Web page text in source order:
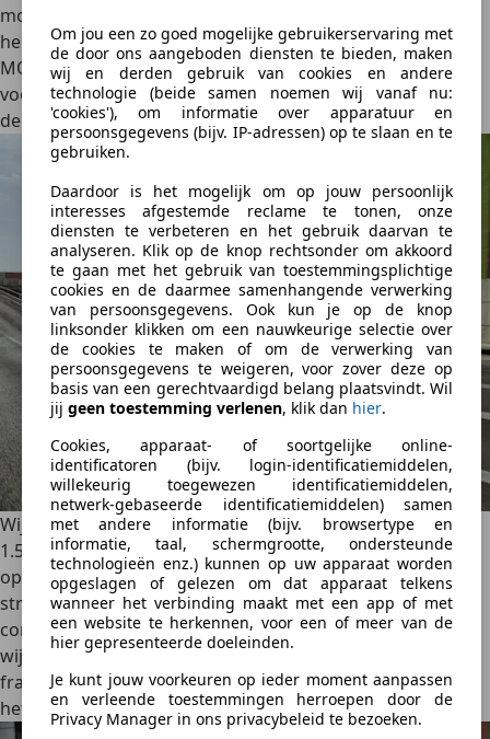
Om jou een zo goed mogelijke gebruikerservaring met
de door ons aangeboden diensten te bieden, maken
wij en derden gebruik van cookies en andere
technologie (beide samen noemen wij vanaf nu:
'cookies'), om informatie over apparatuur en
persoonsgegevens (bijv. IP-adressen) op te slaan en te
gebruiken.
Daardoor is het mogelijk om op jouw persoonlijk
interesses afgestemde reclame te tonen, onze
diensten te verbeteren en het gebruik daarvan te
analyseren. Klik op de knop rechtsonder om akkoord
te gaan met het gebruik van toestemmingsplichtige
cookies en de daarmee samenhangende verwerking
van persoonsgegevens. Ook kun je op de knop
linksonder klikken om een nauwkeurige selectie over
de cookies te maken of om de verwerking van
persoonsgegevens te weigeren, voor zover deze op
basis van een gerechtvaardigd belang plaatsvindt. Wil
jij geen toestemming verlenen, klik dan hier.
Cookies, apparaat- of soortgelijke online-
identificatoren (bijv. login-identificatiemiddelen,
willekeurig toegewezen identificatiemiddelen,
netwerk-gebaseerde identificatiemiddelen) samen
met andere informatie (bijv. browsertype en
informatie, taal, schermgrootte, ondersteunde
technologieën enz.) kunnen op uw apparaat worden
opgeslagen of gelezen om dat apparaat telkens
wanneer het verbinding maakt met een app of met
een website te herkennen, voor een of meer van de
hier gepresenteerde doeleinden.
Je kunt jouw voorkeuren op ieder moment aanpassen
en verleende toestemmingen herroepen door de
Privacy Manager in ons privacybeleid te bezoeken.
moeten we bij deze tweede generatie onze mening
herzien. De T-Roc in zijn tweede generatie bouwt op de
MQB EVO-fundamenten van Tiguan en co en dat maakt ‘m
voorspelbaarder, stabieler en comfortabeler. Dit is één van
de beste VW’s van het moment qua rijgedrag, punt.
Wij gingen op pad met de T-Roc R Line met 150 pk sterke
1.5 en konden het samenspel tussen motor en automaat
op geen fout pakken. Daarenboven vonden we het ook
straf dat zelfs de R Line, getooid op 18-duimers, nog zo
comfortabel voor de dag kwam. Loop gewoon met een
wijde boog omheen de optioneel 20” velgen. Die zien er
fraai uit, maar lijken ons écht wel een maat te groot voor
het rijcomfort.